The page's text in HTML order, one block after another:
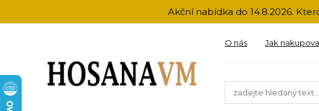
Akční nabídka do 14.8.2026.
O nás Jak